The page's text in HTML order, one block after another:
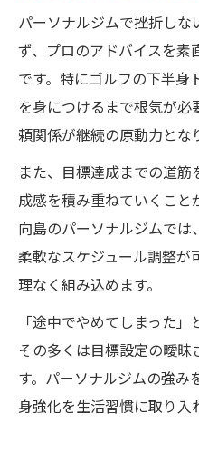
パーソナルジムで挫折し
ず、プロのアドバイスを素
です。特にゴルフの下半
を身につけるまで根気が
頼関係が継続の原動力とな
また、目標達成までの道
成感を積み重ねていくこ
向島のパーソナルジムでは
柔軟なスケジュール調整
理なく組み込めます。
「途中でやめてしまった
その多くは目標設定の曖
す。パーソナルジムの強み
身強化を生活習慣に取り入